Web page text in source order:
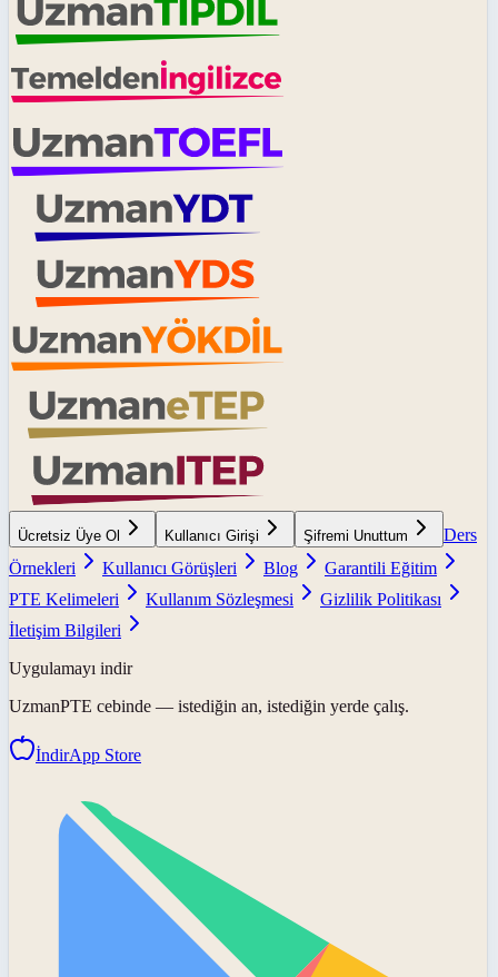
Ücretsiz Üye Ol Kullanıcı Girişi Şifremi Unuttum
Ders
Örnekleri
Kullanıcı Görüşleri Blog
Garantili Eğitim
PTE Kelimeleri
Kullanım Sözleşmesi
Gizlilik Politikası
İletişim Bilgileri
Uygulamayı indir
UzmanPTE cebinde — istediğin an, istediğin yerde çalış.
İndirApp Store